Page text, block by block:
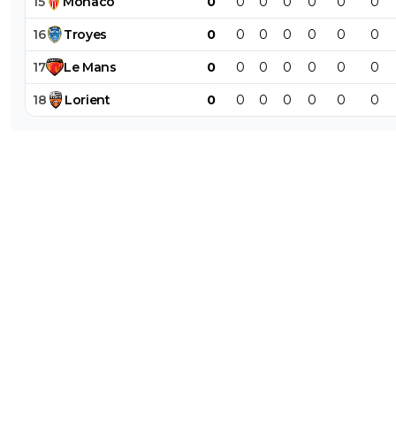
16 Troyes 0 0 0 0 0 0 0
17 Le Mans 0 0 0 0 0 0 0
18 Lorient 0 0 0 0 0 0 0